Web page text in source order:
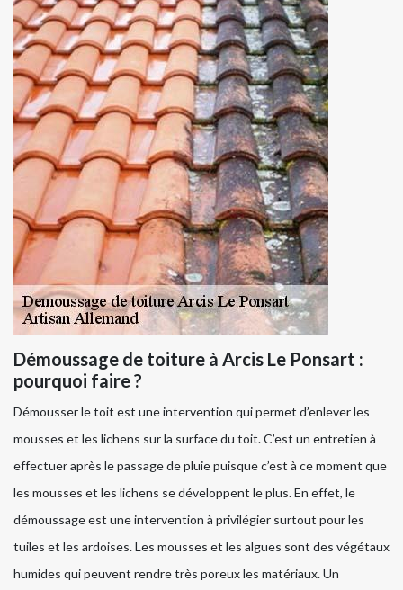
Démoussage de toiture à Arcis Le Ponsart :
pourquoi faire ?
Démousser le toit est une intervention qui permet d’enlever les
mousses et les lichens sur la surface du toit. C’est un entretien à
effectuer après le passage de pluie puisque c’est à ce moment que
les mousses et les lichens se développent le plus. En effet, le
démoussage est une intervention à privilégier surtout pour les
tuiles et les ardoises. Les mousses et les algues sont des végétaux
humides qui peuvent rendre très poreux les matériaux. Un